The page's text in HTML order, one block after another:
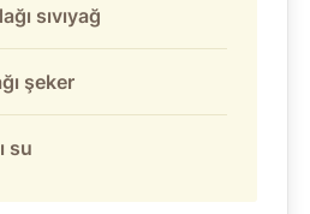
sıvıyağ
şeker
su